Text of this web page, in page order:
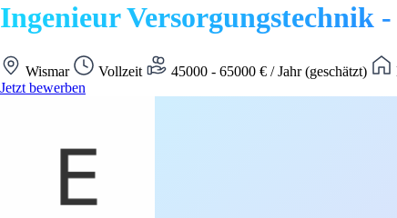
Ingenieur Versorgungstechnik
Wismar Vollzeit 45000 - 65000 € / Jahr (geschätzt)
Jetzt bewerben